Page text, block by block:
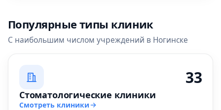
Популярные типы клиник
С наибольшим числом учреждений в Ногинске
33
Стоматологические клиники
Смотреть клиники